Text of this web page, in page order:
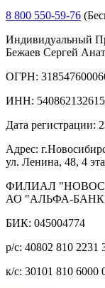
8 800 550-59-76
Индивидуальный
Бежаев Сергей
ОГРН:
ИНН: 540862132615
Дата регистрации:
Адрес:
ул. Ленина, 48, 4
ФИЛИАЛ
АО "АЛЬФА-
БИК: 045004774
р/с: 40802 810 2231
к/с: 30101 810 6000